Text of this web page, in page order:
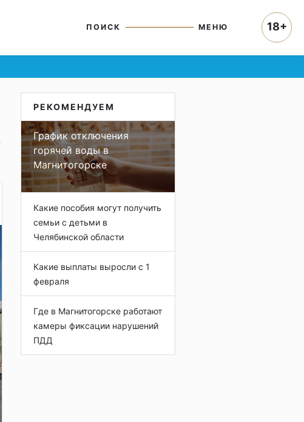
ПОИСК МЕНЮ
РЕКОМЕНДУЕМ
График отключения
горячей воды в
Магнитогорске
Какие пособия могут получить
семьи с детьми в
Челябинской области
Какие выплаты выросли с 1
февраля
Где в Магнитогорске работают
камеры фиксации нарушений
ПДД
18+